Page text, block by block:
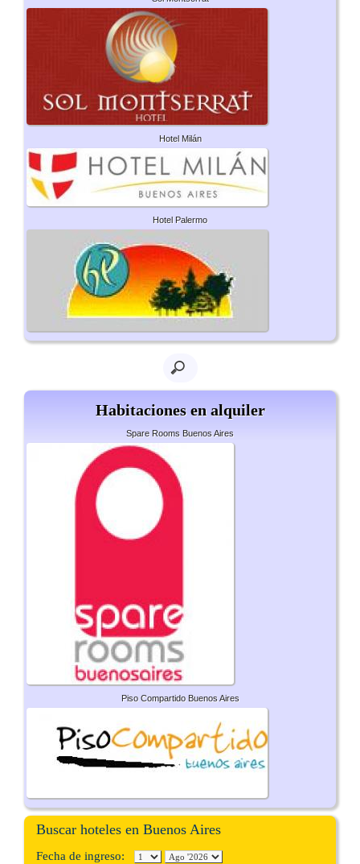
Hotel Milán
Hotel Palermo
Habitaciones en alquiler
Spare Rooms Buenos Aires
Piso Compartido Buenos Aires
Buscar hoteles en Buenos Aires
Fecha de ingreso: